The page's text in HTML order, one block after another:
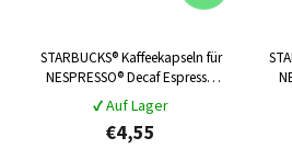
STARBUCKS® Kaffeekapseln für
NESPRESSO® Decaf Espresso
Röstung 10 Stk
✔ Auf Lager
€4,55